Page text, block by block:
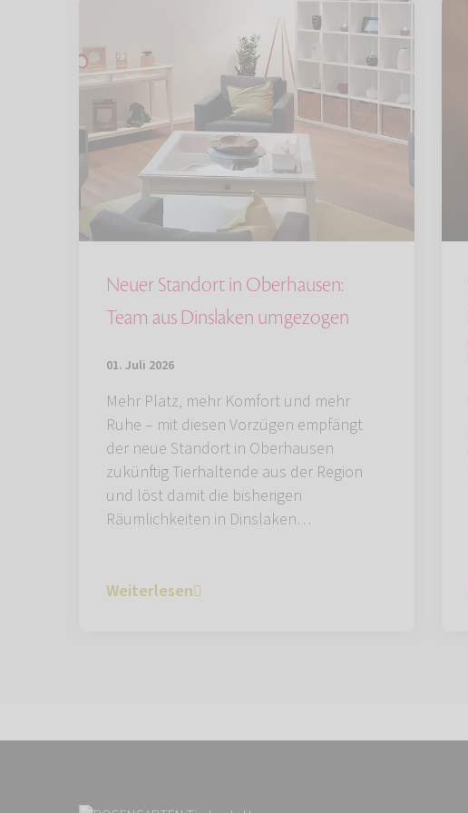
Neuer Standort in Oberhausen:
Team aus Dinslaken umgezogen
01. Juli 2026
Mehr Platz, mehr Komfort und mehr
Ruhe – mit diesen Vorzügen empfängt
der neue Standort in Oberhausen
zukünftig Tierhaltende aus der Region
und löst damit die bisherigen
Räumlichkeiten in Dinslaken…
Weiterlesen